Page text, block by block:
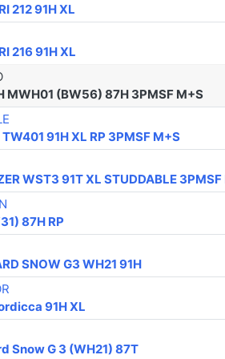
212 91H XL
216 91H XL
MWH01 (BW56) 87H 3PMSF M+S
91H XL RP 3PMSF M+S
WST3 91T XL STUDDABLE
87H RP
SNOW G3 WH21 91H
91H XL
Snow G 3 (WH21) 87T